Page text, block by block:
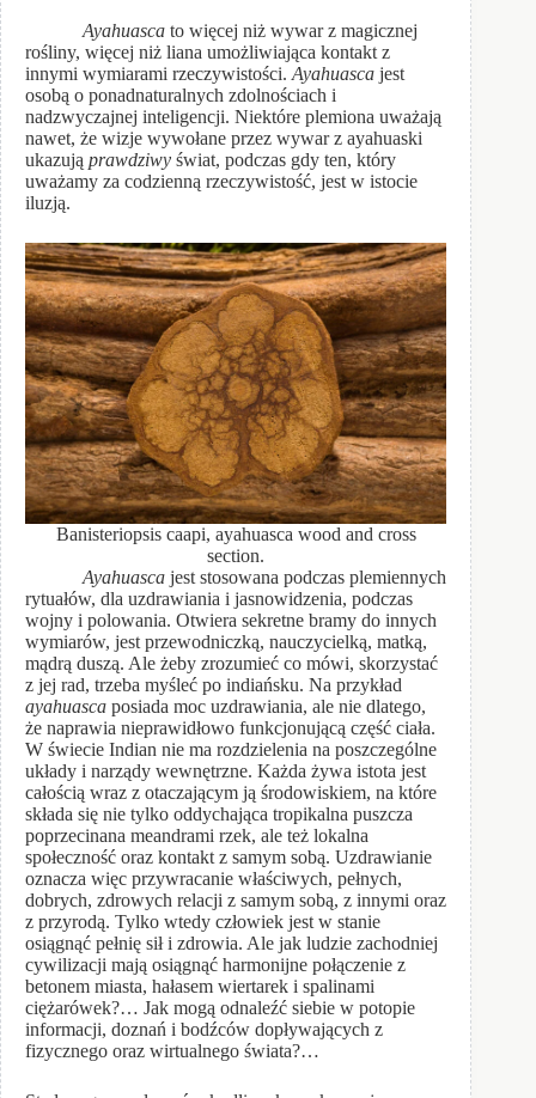
Ayahuasca to więcej niż wywar z magicznej
rośliny, więcej niż liana umożliwiająca kontakt z
innymi wymiarami rzeczywistości. Ayahuasca jest
osobą o ponadnaturalnych zdolnościach i
nadzwyczajnej inteligencji. Niektóre plemiona uważają
nawet, że wizje wywołane przez wywar z ayahuaski
ukazują prawdziwy świat, podczas gdy ten, który
uważamy za codzienną rzeczywistość, jest w istocie
iluzją.
Banisteriopsis caapi, ayahuasca wood and cross
section.
Ayahuasca jest stosowana podczas plemiennych
rytuałów, dla uzdrawiania i jasnowidzenia, podczas
wojny i polowania. Otwiera sekretne bramy do innych
wymiarów, jest przewodniczką, nauczycielką, matką,
mądrą duszą. Ale żeby zrozumieć co mówi, skorzystać
z jej rad, trzeba myśleć po indiańsku. Na przykład
ayahuasca posiada moc uzdrawiania, ale nie dlatego,
że naprawia nieprawidłowo funkcjonującą część ciała.
W świecie Indian nie ma rozdzielenia na poszczególne
układy i narządy wewnętrzne. Każda żywa istota jest
całością wraz z otaczającym ją środowiskiem, na które
składa się nie tylko oddychająca tropikalna puszcza
poprzecinana meandrami rzek, ale też lokalna
społeczność oraz kontakt z samym sobą. Uzdrawianie
oznacza więc przywracanie właściwych, pełnych,
dobrych, zdrowych relacji z samym sobą, z innymi oraz
z przyrodą. Tylko wtedy człowiek jest w stanie
osiągnąć pełnię sił i zdrowia. Ale jak ludzie zachodniej
cywilizacji mają osiągnąć harmonijne połączenie z
betonem miasta, hałasem wiertarek i spalinami
ciężarówek?… Jak mogą odnaleźć siebie w potopie
informacji, doznań i bodźców dopływających z
fizycznego oraz wirtualnego świata?…